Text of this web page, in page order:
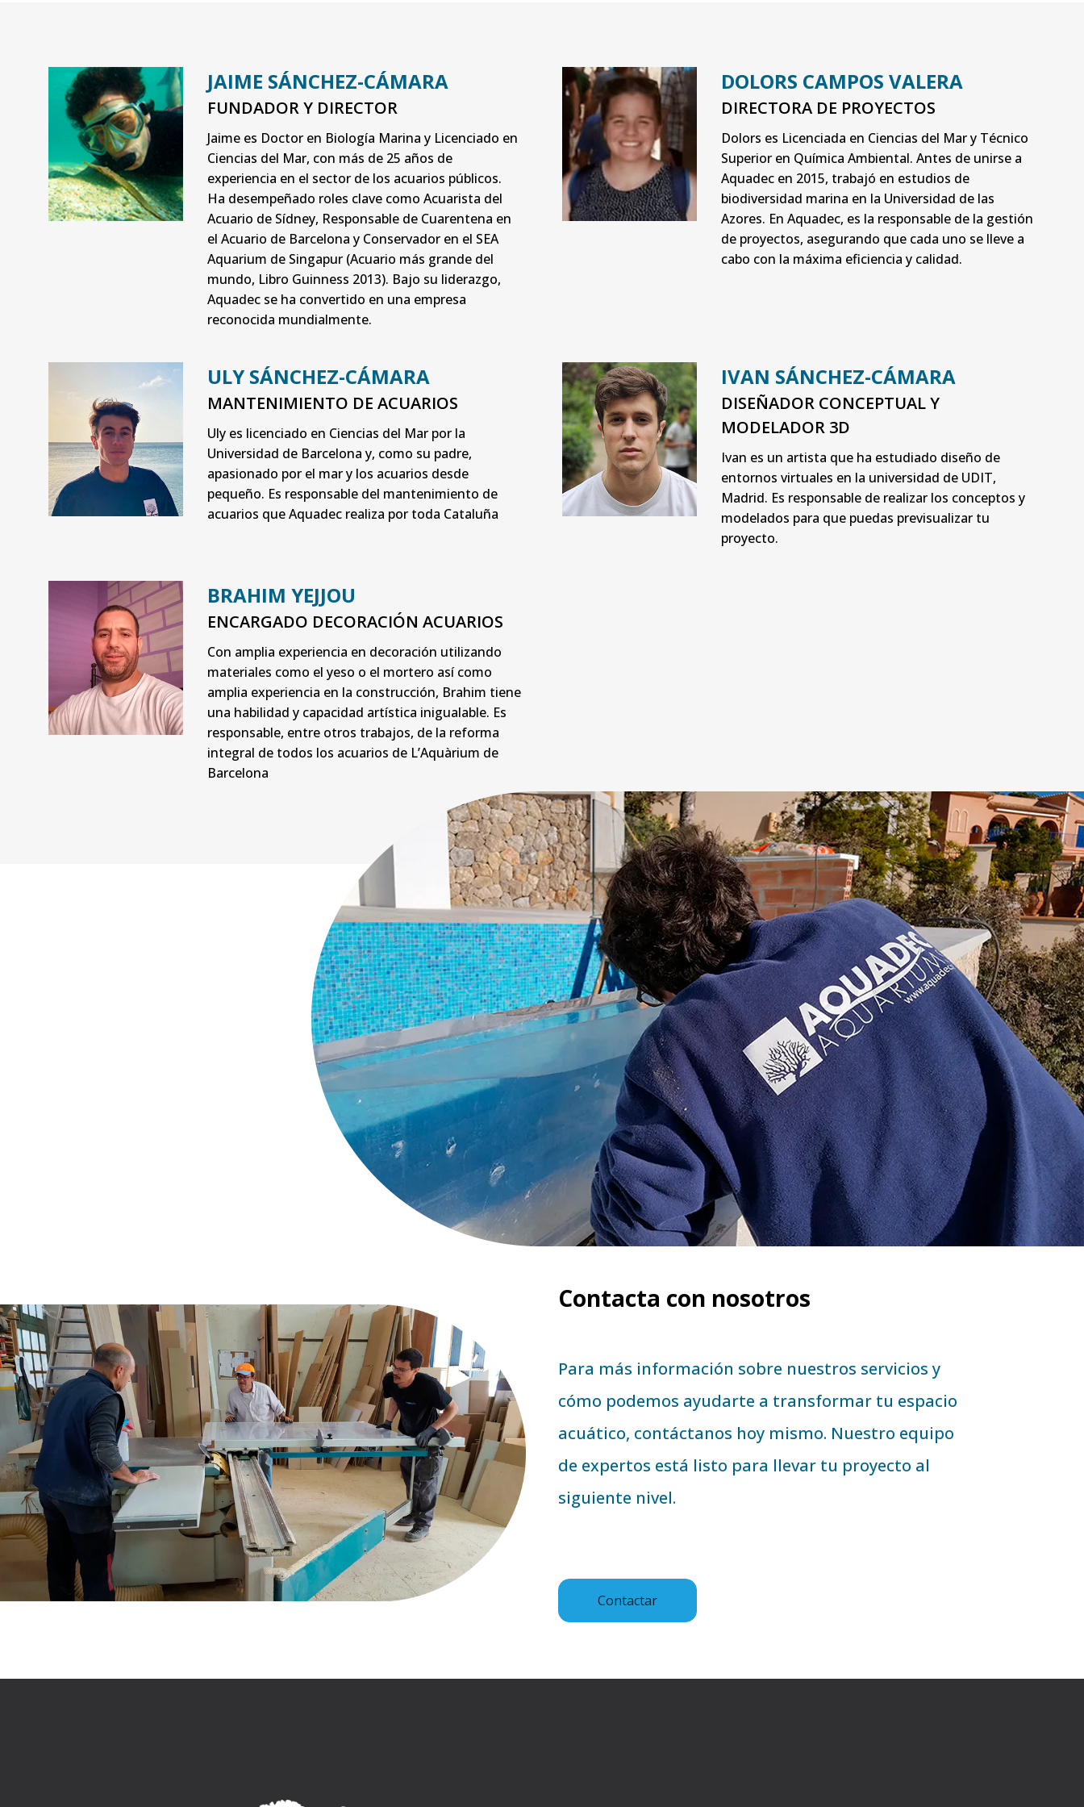
JAIME SÁNCHEZ-CÁMARA
FUNDADOR Y DIRECTOR
Jaime es Doctor en Biología Marina y Licenciado en
Ciencias del Mar, con más de 25 años de
experiencia en el sector de los acuarios públicos.
Ha desempeñado roles clave como Acuarista del
Acuario de Sídney, Responsable de Cuarentena en
el Acuario de Barcelona y Conservador en el SEA
Aquarium de Singapur (Acuario más grande del
mundo, Libro Guinness 2013). Bajo su liderazgo,
Aquadec se ha convertido en una empresa
reconocida mundialmente.
DOLORS CAMPOS VALERA
DIRECTORA DE PROYECTOS
Dolors es Licenciada en Ciencias del Mar y Técnico
Superior en Química Ambiental. Antes de unirse a
Aquadec en 2015, trabajó en estudios de
biodiversidad marina en la Universidad de las
Azores. En Aquadec, es la responsable de la gestión
de proyectos, asegurando que cada uno se lleve a
cabo con la máxima eficiencia y calidad.
ULY SÁNCHEZ-CÁMARA
MANTENIMIENTO DE ACUARIOS
Uly es licenciado en Ciencias del Mar por la
Universidad de Barcelona y, como su padre,
apasionado por el mar y los acuarios desde
pequeño. Es responsable del mantenimiento de
acuarios que Aquadec realiza por toda Cataluña
IVAN SÁNCHEZ-CÁMARA
DISEÑADOR CONCEPTUAL Y
MODELADOR 3D
Ivan es un artista que ha estudiado diseño de
entornos virtuales en la universidad de UDIT,
Madrid. Es responsable de realizar los conceptos y
modelados para que puedas previsualizar tu
proyecto.
BRAHIM YEJJOU
ENCARGADO DECORACIÓN ACUARIOS
Con amplia experiencia en decoración utilizando
materiales como el yeso o el mortero así como
amplia experiencia en la construcción, Brahim tiene
una habilidad y capacidad artística inigualable. Es
responsable, entre otros trabajos, de la reforma
integral de todos los acuarios de L’Aquàrium de
Barcelona
Contacta con nosotros
Para más información sobre nuestros servicios y
cómo podemos ayudarte a transformar tu espacio
acuático, contáctanos hoy mismo. Nuestro equipo
de expertos está listo para llevar tu proyecto al
siguiente nivel.
Contactar